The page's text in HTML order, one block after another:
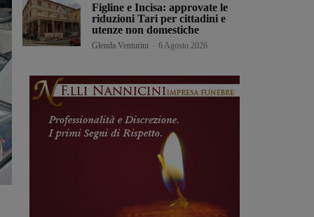
Figline e Incisa: approvate le
riduzioni Tari per cittadini e
utenze non domestiche
Glenda Venturini 6 Agosto 2026